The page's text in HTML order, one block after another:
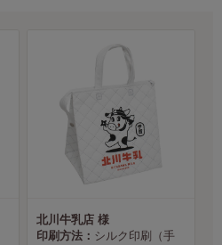
北川牛乳店 様
印刷方法： シルク印刷（手